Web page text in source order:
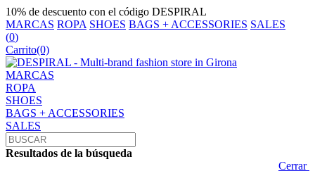
10% de descuento con el código DESPIRAL
MARCAS ROPA SHOES BAGS + ACCESSORIES SALES
(0)
Carrito(0)
MARCAS
ROPA
SHOES
BAGS + ACCESSORIES
SALES
Resultados de la búsqueda
Cerrar